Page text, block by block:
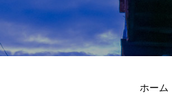
ホーム